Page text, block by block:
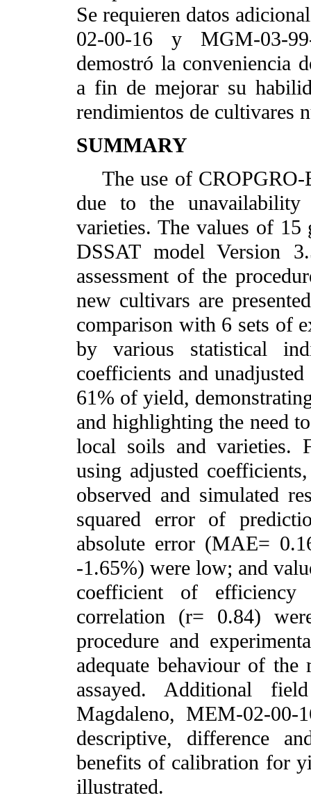
Se requieren datos
02-00-16 y MGM-03-
demostró la conveniencia
a fin de mejorar su
rendimientos de cultivares
SUMMARY
The use of CROPGRO-
due to the
varieties. The values of 15
DSSAT model Version
assessment of the
new cultivars are
comparison with 6 sets of
by various statistical
coefficients and
61% of yield,
and highlighting the need
local soils and varieties.
using adjusted
observed and simulated
squared error of
absolute error (MAE=
-1.65%) were low; and
coefficient of
correlation (r= 0.84)
procedure and
adequate behaviour of
assayed. Additional
Magdaleno, MEM-02-
descriptive, difference
benefits of calibration for
illustrated.